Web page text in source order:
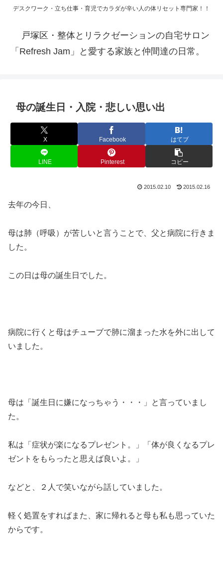
デスクワーク・立ち仕事・育児でカラダが辛い人の体リセット専門家！！
戸塚区・整体とリラクゼーションの自宅サロン
「Refresh Jam」と愛する家族と仲間達の日常。
母の誕生日・入院・悲しい思い出
X Facebook はてブ
LINE Pinterest コピー
2015.02.10 2015.02.16
去年の今日、
母は肺（呼吸）が苦しいと言うことで、父と病院に行きま
した。
この日は母の誕生日でした。
病院に行くと母はチューブで肺に溜まった水を外に出して
いました。
母は「誕生日に嫌になっちゃう・・・」と言っていまし
た。
私は「症状が楽になるプレゼント。」「体が良くなるプレ
ゼントをもらったと思えば良いよ。」
などと、２人で笑いながら話していました。
軽く処置をすればまた、家に帰れると母も私も思っていた
からです。